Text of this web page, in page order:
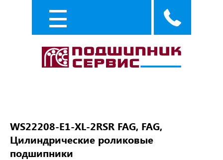
WS22208-E1-XL-2RSR FAG, FAG,
Цилиндрические роликовые
подшипники